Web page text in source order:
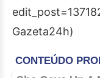
Gazeta24h)